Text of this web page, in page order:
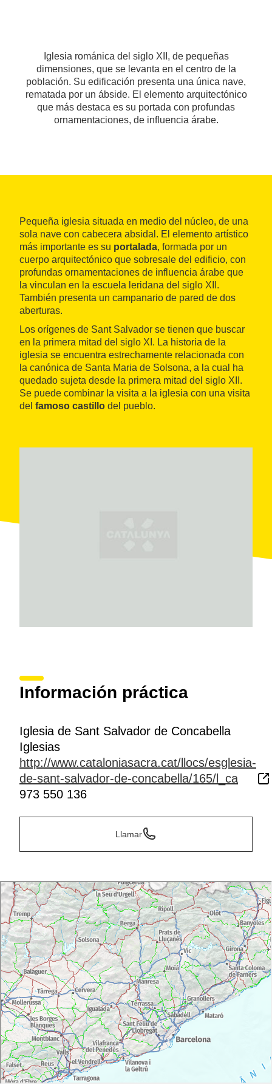
Iglesia románica del siglo XII, de pequeñas
dimensiones, que se levanta en el centro de la
población. Su edificación presenta una única nave,
rematada por un ábside. El elemento arquitectónico
que más destaca es su portada con profundas
ornamentaciones, de influencia árabe.
Pequeña iglesia situada en medio del núcleo, de una
sola nave con cabecera absidal. El elemento artístico
más importante es su portalada, formada por un
cuerpo arquitectónico que sobresale del edificio, con
profundas ornamentaciones de influencia árabe que
la vinculan en la escuela leridana del siglo XII.
También presenta un campanario de pared de dos
aberturas.
Los orígenes de Sant Salvador se tienen que buscar
en la primera mitad del siglo XI. La historia de la
iglesia se encuentra estrechamente relacionada con
la canónica de Santa Maria de Solsona, a la cual ha
quedado sujeta desde la primera mitad del siglo XII.
Se puede combinar la visita a la iglesia con una visita
del famoso castillo del pueblo.
Información práctica
Iglesia de Sant Salvador de Concabella
Iglesias
http://www.cataloniasacra.cat/llocs/esglesia-
de-sant-salvador-de-concabella/165/l_ca
973 550 136
Llamar